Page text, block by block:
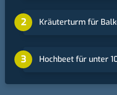
Kräuterturm für
Hochbeet für unter